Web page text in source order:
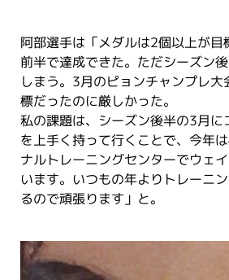
阿部選手は「メダルは2個以上が目
前半で達成できた。ただシーズン
しまう。3月のピョンチャンプレ大
標だったのに厳しかった。
私の課題は、シーズン後半の3月に
を上手く持って行くことで、今年
ナルトレーニングセンターでウェ
います。いつもの年よりトレーニ
るので頑張ります」と。